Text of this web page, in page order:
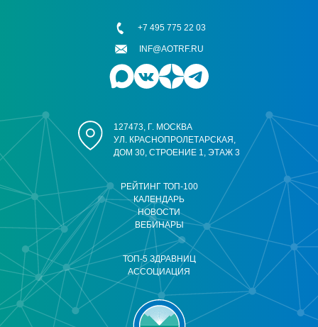
РЕЙТИНГ ТОП-100
КАЛЕНДАРЬ
НОВОСТИ
ВЕБИНАРЫ
ТОП-5 ЗДРАВНИЦ
АССОЦИАЦИЯ
127473, Г. МОСКВА
УЛ. КРАСНОПРОЛЕТАРСКАЯ,
ДОМ 30, СТРОЕНИЕ 1, ЭТАЖ 3
+7 495 775 22 03
INF@AOTRF.RU